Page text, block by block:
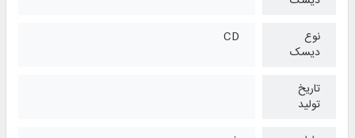
نوع
دیسک
CD
تاریخ
تولید